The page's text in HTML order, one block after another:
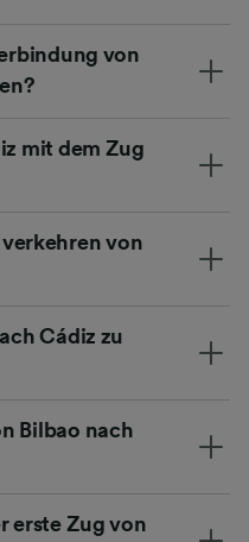
von
mit dem Zug
von
Cádiz zu
Bilbao nach
erste Zug von